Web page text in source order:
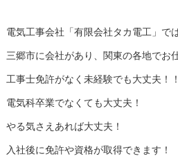
電気工事会社「有限会社タカ電工」で
三郷市に会社があり、関東の各地でお
工事士免許がなく未経験でも大丈夫！！
電気科卒業でなくても大丈夫！
やる気さえあれば大丈夫！
入社後に免許や資格が取得できます！